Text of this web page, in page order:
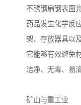
不锈钢扁钢表面
药品发生化学反
架、存放器具以
它能够有效避免
洁净、无毒、易
矿山与重工业